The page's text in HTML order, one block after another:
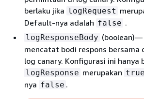
berlaku jika logRequest
Default-nya adalah false .
logResponseBody (boolean)—
mencatat bodi respons bersama
log canary. Konfigurasi ini hanya
logResponse merupakan true
nya false .